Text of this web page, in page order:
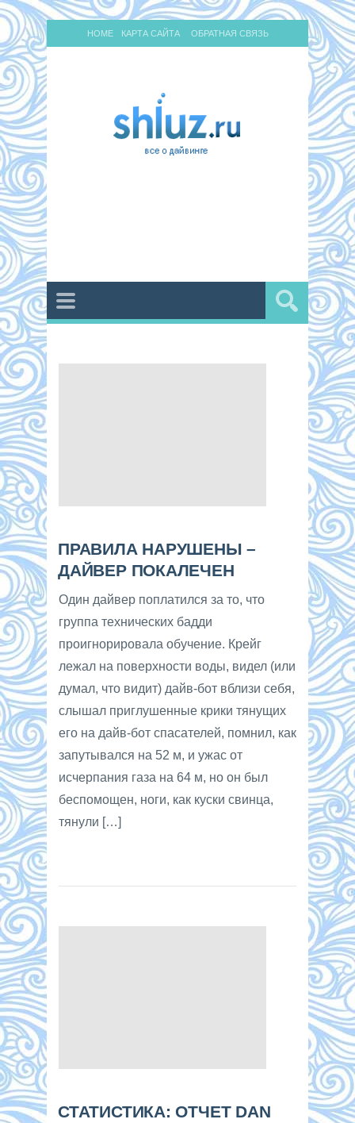
HOME КАРТА САЙТА ОБРАТНАЯ СВЯЗЬ
ПРАВИЛА НАРУШЕНЫ –
ДАЙВЕР ПОКАЛЕЧЕН
Один дайвер поплатился за то, что
группа технических бадди
проигнорировала обучение. Крейг
лежал на поверхности воды, видел (или
думал, что видит) дайв-бот вблизи себя,
слышал приглушенные крики тянущих
его на дайв-бот спасателей, помнил, как
запутывался на 52 м, и ужас от
исчерпания газа на 64 м, но он был
беспомощен, ноги, как куски свинца,
тянули […]
СТАТИСТИКА: ОТЧЕТ DAN